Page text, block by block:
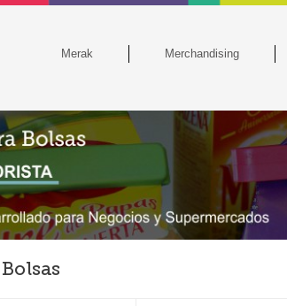
Merak Merchandising